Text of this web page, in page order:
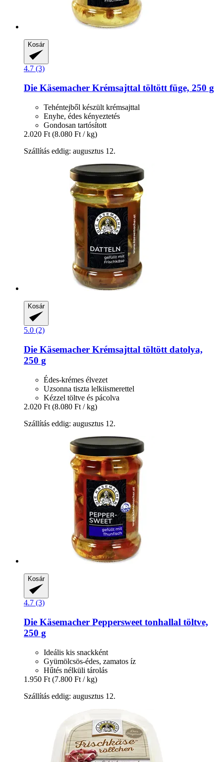
Kosár
4.7 (3)
Die Käsemacher Krémsajttal töltött füge, 250 g
Tehéntejből készült krémsajttal
Enyhe, édes kényeztetés
Gondosan tartósított
2.020 Ft (8.080 Ft / kg)
Szállítás eddig: augusztus 12.
Kosár
5.0 (2)
Die Käsemacher Krémsajttal töltött datolya,
250 g
Édes-krémes élvezet
Uzsonna tiszta lelkiismerettel
Kézzel töltve és pácolva
2.020 Ft (8.080 Ft / kg)
Szállítás eddig: augusztus 12.
Kosár
4.7 (3)
Die Käsemacher Peppersweet tonhallal töltve,
250 g
Ideális kis snackként
Gyümölcsös-édes, zamatos íz
Hűtés nélküli tárolás
1.950 Ft (7.800 Ft / kg)
Szállítás eddig: augusztus 12.